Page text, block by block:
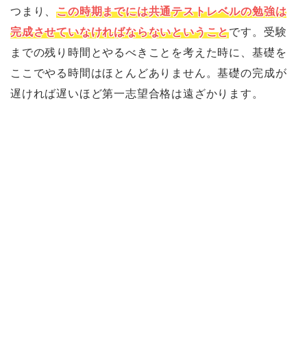
つまり、この時期までには共通テストレベルの勉強は
完成させていなければならないということです。受験
までの残り時間とやるべきことを考えた時に、基礎を
ここでやる時間はほとんどありません。基礎の完成が
遅ければ遅いほど第一志望合格は遠ざかります。